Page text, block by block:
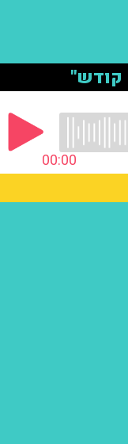
קודש"
00:00